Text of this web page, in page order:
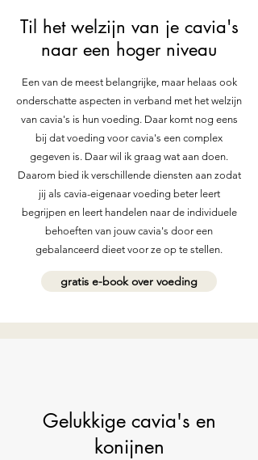
Til het welzijn van je cavia's
naar een hoger niveau
Een van de meest belangrijke, maar helaas ook
onderschatte aspecten in verband met het welzijn
van cavia's is hun voeding. Daar komt nog eens
bij dat voeding voor cavia's een complex
gegeven is. Daar wil ik graag wat aan doen.
Daarom bied ik verschillende diensten aan zodat
jij als cavia-eigenaar voeding beter leert
begrijpen en leert handelen naar de individuele
behoeften van jouw cavia's door een
gebalanceerd dieet voor ze op te stellen.
gratis e-book over voeding
Gelukkige cavia's en
konijnen